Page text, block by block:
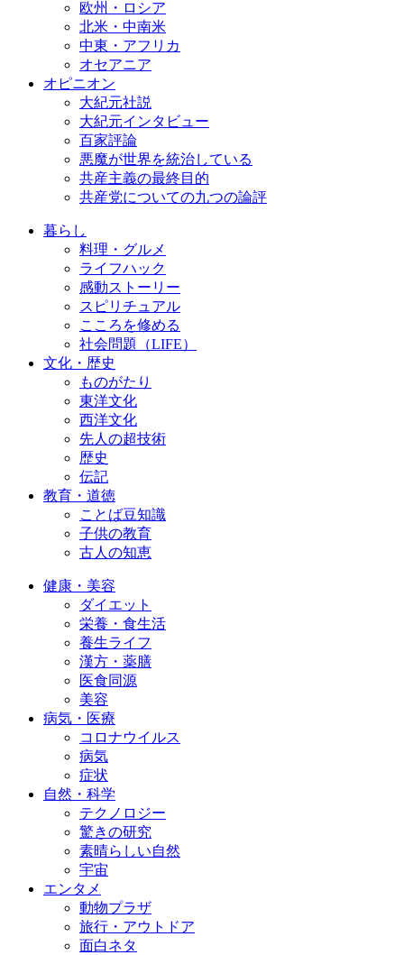
欧州・ロシア
北米・中南米
中東・アフリカ
オセアニア
オピニオン
大紀元社説
大紀元インタビュー
百家評論
悪魔が世界を統治している
共産主義の最終目的
共産党についての九つの論評
暮らし
料理・グルメ
ライフハック
感動ストーリー
スピリチュアル
こころを修める
社会問題（LIFE）
文化・歴史
ものがたり
東洋文化
西洋文化
先人の超技術
歴史
伝記
教育・道徳
ことば豆知識
子供の教育
古人の知恵
健康・美容
ダイエット
栄養・食生活
養生ライフ
漢方・薬膳
医食同源
美容
病気・医療
コロナウイルス
病気
症状
自然・科学
テクノロジー
驚きの研究
素晴らしい自然
宇宙
エンタメ
動物プラザ
旅行・アウトドア
面白ネタ